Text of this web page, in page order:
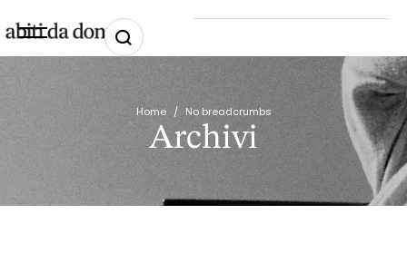
Home / No breadcrumbs
Archivi